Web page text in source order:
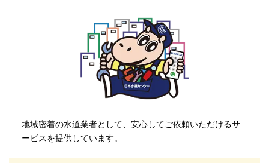
地域密着の水道業者として、安心してご依頼いただけるサ
ービスを提供しています。